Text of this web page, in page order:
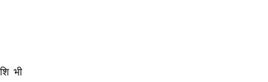
भी